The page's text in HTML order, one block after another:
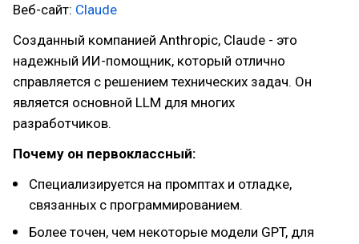
Веб-сайт: Claude
Созданный компанией Anthropic, Claude - это
надежный ИИ-помощник, который отлично
справляется с решением технических задач. Он
является основной LLM для многих
разработчиков.
Почему он первоклассный:
Специализируется на промптах и отладке,
связанных с программированием.
Более точен, чем некоторые модели GPT, для